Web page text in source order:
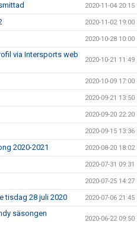
2020-11-04 20:15
2020-11-02 19:00
2020-10-28 10:00
via Intersports web
2020-10-21 11:49
2020-10-09 17:00
2020-09-21 13:50
2020-09-20 22:20
2020-09-15 13:36
2020-2021 2020-08-20 18:02
2020-07-31 09:31
2020-07-25 14:27
tisdag 28 juli 2020 2020-07-06 21:45
säsongen
2020-06-22 09:50